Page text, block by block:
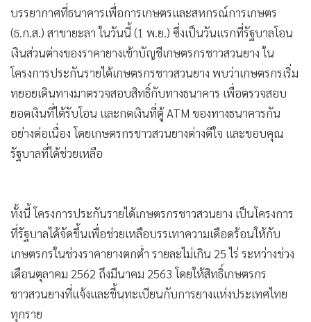
• คอลัมนิสต์
• ละคร
• CbizReview
• Cyber BIZ
• ผู้จัดกวน
• Good health & Well-being
• Green Innovation & SD
• Management & HR
•
Infographic
• การเมือง
ท่องเที่ยว
กีฬา
ต่างประเทศ
• Special Scoop
บรรยากาศที่ธนาคารเพื่อการเกษตรและสหกรณ์การเกษตร
(ธ.ก.ส.) สาขายะลา ในวันนี้ (1 พ.ย.) ซึ่งเป็นวันแรกที่รัฐบาลโอน
เงินส่วนต่างของราคายางเข้าบัญชีเกษตรกรชาวสวนยาง ใน
โครงการประกันรายได้เกษตรกรชาวสวนยาง พบว่าเกษตรกรเริ่ม
ทยอยเดินทางมาตรวจสอบสิทธิ์กับทางธนาคาร เพื่อตรวจสอบ
ยอดเงินที่ได้รับโอน และกดเงินที่ตู้ ATM ของทางธนาคารกัน
อย่างต่อเนื่อง โดยเกษตรกรชาวสวนยางต่างดีใจ และขอบคุณ
รัฐบาลที่ได้ช่วยเหลือ
ทั้งนี้ โครงการประกันรายได้เกษตรกรชาวสวนยาง เป็นโครงการ
ที่รัฐบาลได้จัดขึ้นเพื่อช่วยเหลือบรรเทาความเดือดร้อนให้กับ
เกษตรกรในช่วงราคายางตกต่ำ รายละไม่เกิน 25 ไร่ ระหว่างช่วง
เดือนตุลาคม 2562 ถึงมีนาคม 2563 โดยให้สิทธิ์เกษตรกร
ชาวสวนยางที่แจ้งและขึ้นทะเบียนกับการยางแห่งประเทศไทย
ทุกราย